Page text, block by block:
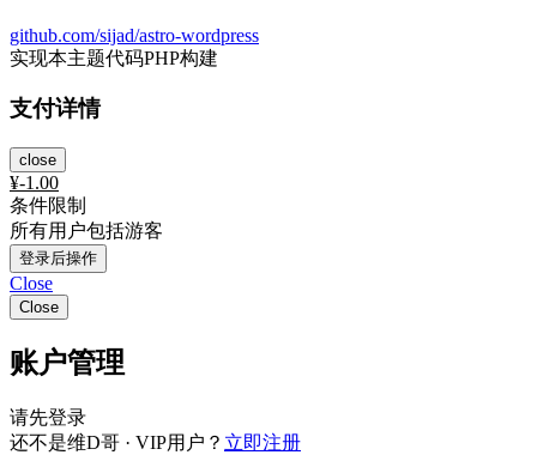
github.com/sijad/astro-wordpress
实现本主题代码PHP构建
支付详情
close
¥-1.00
条件限制
所有用户包括游客
登录后操作
Close
Close
账户管理
请先登录
还不是维D哥 · VIP用户？ 立即注册